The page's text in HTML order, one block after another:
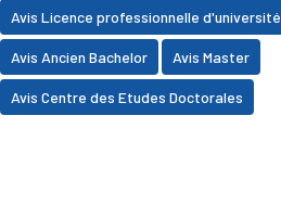
Avis Licence professionnelle d'université
Avis Ancien Bachelor Avis Master
Avis Centre des Etudes Doctorales